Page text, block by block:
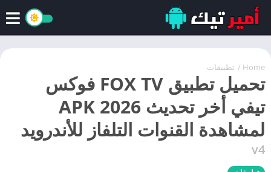
Home
/ تطبيقات
تحميل تطبيق FOX TV فوكس
تيفي أخر تحديث 2026 APK
لمشاهدة القنوات التلفاز للأندرويد
v4